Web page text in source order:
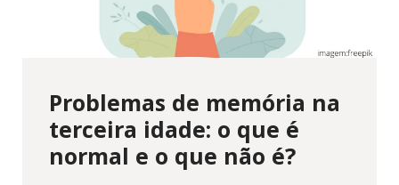
Problemas de memória na
terceira idade: o que é
normal e o que não é?